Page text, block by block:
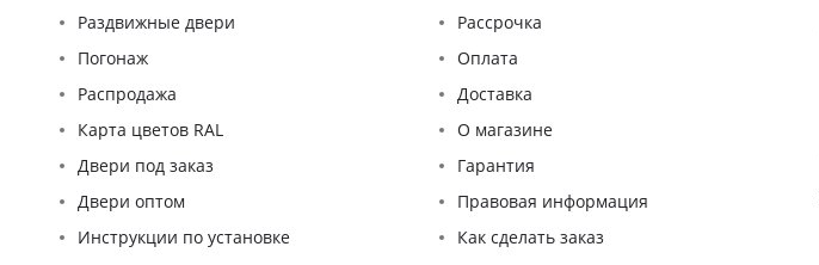
Раздвижные двери
Погонаж
Распродажа
Карта цветов RAL
Двери под заказ
Двери оптом
Инструкции по установке
Рассрочка
Оплата
Доставка
О магазине
Гарантия
Правовая информация
Как сделать заказ